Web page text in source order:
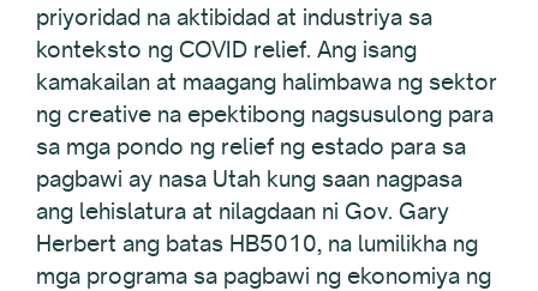
priyoridad na aktibidad at industriya sa
konteksto ng COVID relief. Ang isang
kamakailan at maagang halimbawa ng sektor
ng creative na epektibong nagsusulong para
sa mga pondo ng relief ng estado para sa
pagbawi ay nasa Utah kung saan nagpasa
ang lehislatura at nilagdaan ni Gov. Gary
Herbert ang batas HB5010, na lumilikha ng
mga programa sa pagbawi ng ekonomiya ng